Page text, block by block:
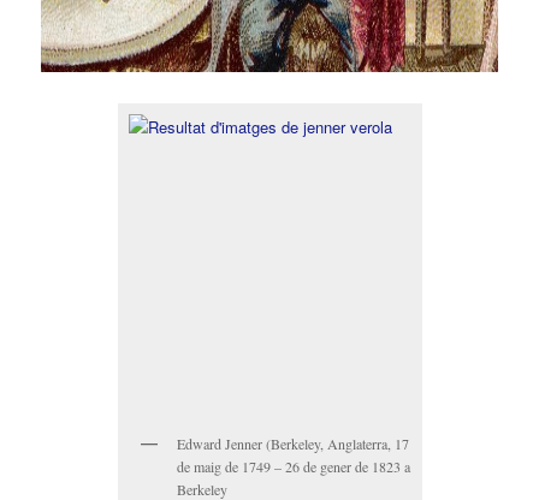
Edward Jenner (Berkeley, Anglaterra, 17
de maig de 1749 – 26 de gener de 1823 a
Berkeley